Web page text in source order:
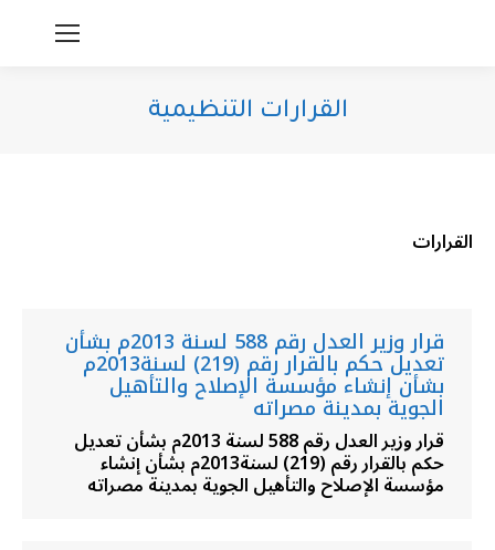
القرارات التنظيمية
القرارات
قرار وزير العدل رقم 588 لسنة 2013م بشأن
تعديل حكم بالقرار رقم (219) لسنة2013م
بشأن إنشاء مؤسسة الإصلاح والتأهيل
الجوية بمدينة مصراته
قرار وزير العدل رقم 588 لسنة 2013م بشأن تعديل
حكم بالقرار رقم (219) لسنة2013م بشأن إنشاء
مؤسسة الإصلاح والتأهيل الجوية بمدينة مصراته